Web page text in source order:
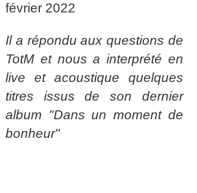
février 2022
Il a répondu aux questions de
TotM et nous a interprété en
live et acoustique quelques
titres issus de son dernier
album "Dans un moment de
bonheur"